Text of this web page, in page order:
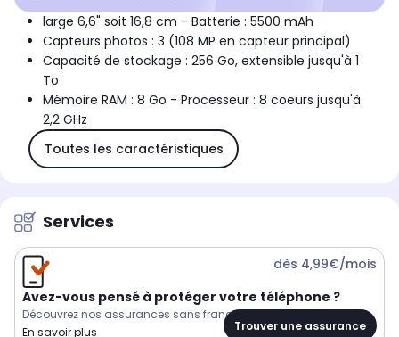
large 6,6" soit 16,8 cm - Batterie : 5500 mAh
Capteurs photos : 3 (108 MP en capteur principal)
Capacité de stockage : 256 Go, extensible jusqu'à 1
To
Mémoire RAM : 8 Go - Processeur : 8 coeurs jusqu'à
2,2 GHz
Toutes les caractéristiques
Services
Avez-vous pensé à protéger votre téléphone ?
Découvrez nos assurances sans franchise
En savoir plus
dès 4,99€/mois
Trouver une assurance